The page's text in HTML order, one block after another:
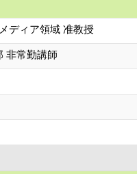
ディア領域 准教授
非常勤講師